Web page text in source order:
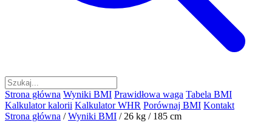
Strona główna Wyniki BMI Prawidłowa waga Tabela BMI
Kalkulator kalorii Kalkulator WHR Porównaj BMI Kontakt
Strona główna / Wyniki BMI / 26 kg / 185 cm